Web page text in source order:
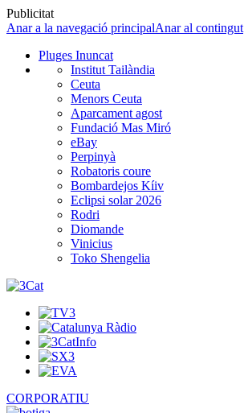
Publicitat
Anar a la navegació principalAnar al contingut
Pluges Inuncat
Institut Tailàndia
Ceuta
Menors Ceuta
Aparcament agost
Fundació Mas Miró
eBay
Perpinyà
Robatoris coure
Bombardejos Kíiv
Eclipsi solar 2026
Rodri
Diomande
Vinicius
Toko Shengelia
CORPORATIU